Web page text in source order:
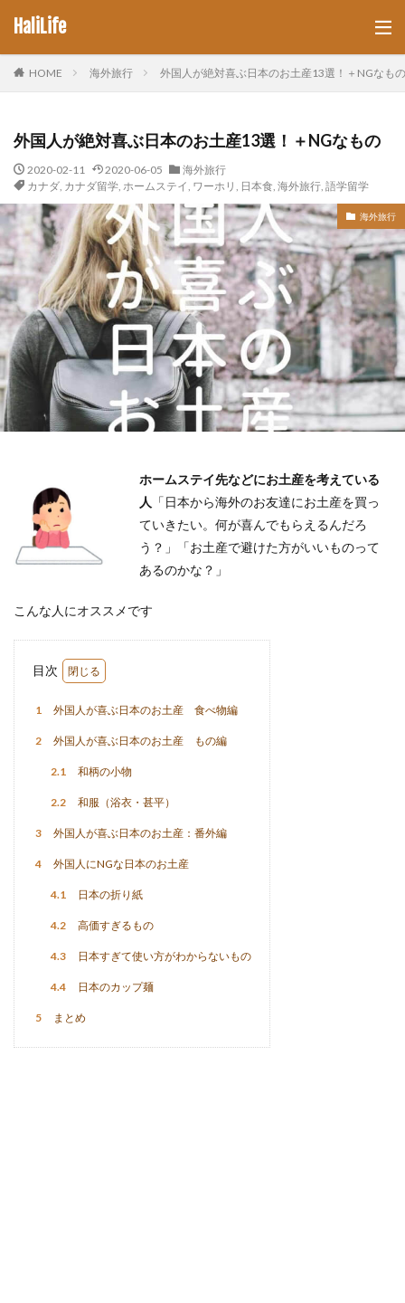
HaliLife
HOME 海外旅行 外国人が絶対喜ぶ日本のお土産13選！＋NGなもの
外国人が絶対喜ぶ日本のお土産13選！＋NGなもの
2020-02-11 2020-06-05
海外旅行
カナダ, カナダ留学, ホームステイ, ワーホリ , 日本食, 海外旅行, 語学留学
海外旅行
ホームステイ先などにお土産を考えている
人 「日本から海外のお友達にお土産を買っ
ていきたい。何が喜んでもらえるんだろ
う？」「お土産で避けた方がいいものって
あるのかな？」
こんな人にオススメです
目次
1 外国人が喜ぶ日本のお土産 食べ物編
2 外国人が喜ぶ日本のお土産 もの編
2.1 和柄の小物
2.2 和服（浴衣・甚平）
3 外国人が喜ぶ日本のお土産：番外編
4 外国人にNGな日本のお土産
4.1 日本の折り紙
4.2 高価すぎるもの
4.3 日本すぎて使い方がわからないもの
4.4 日本のカップ麺
5 まとめ